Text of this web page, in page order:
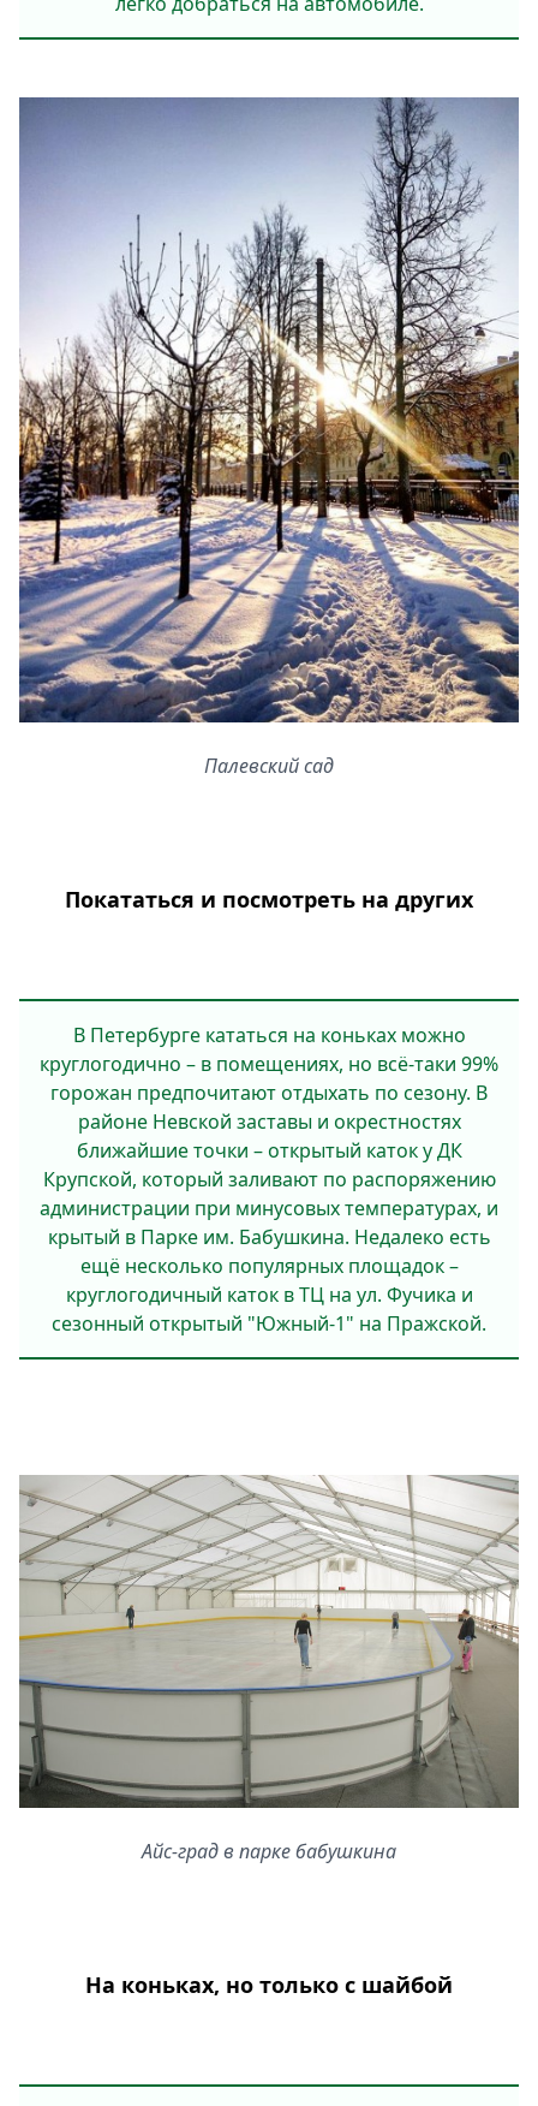
Палевский сад
Покататься и посмотреть на других
В Петербурге кататься на коньках можно
круглогодично – в помещениях, но всё-таки 99%
горожан предпочитают отдыхать по сезону. В
районе Невской заставы и окрестностях
ближайшие точки – открытый каток у ДК
Крупской, который заливают по распоряжению
администрации при минусовых температурах, и
крытый в Парке им. Бабушкина. Недалеко есть
ещё несколько популярных площадок –
круглогодичный каток в ТЦ на ул. Фучика и
сезонный открытый "Южный-1" на Пражской.
Айс-град в парке бабушкина
На коньках, но только с шайбой